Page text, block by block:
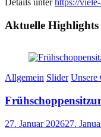
Details unterhttps://
Aktuelle Highlights
Allgemein Slider Unsere
27. Januar 202627.